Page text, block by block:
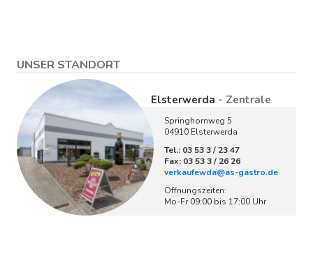
UNSER STANDORT
Elsterwerda - Zentrale
Springhornweg 5
04910 Elsterwerda
Tel.: 03 53 3 / 23 47
Fax: 03 53 3 / 26 26
verkaufewda@as-gastro.de
Öffnungszeiten:
Mo-Fr 09:00 bis 17:00 Uhr